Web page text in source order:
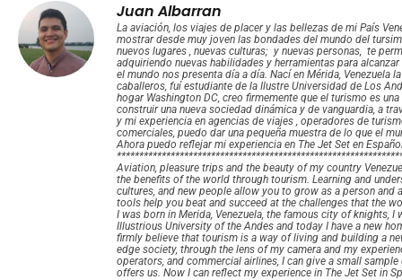
Juan Albarran
La aviación, los viajes de placer y las bellezas de mi País
mostrar desde muy joven las bondades del mundo del
nuevos lugares , nuevas culturas; y nuevas personas, te
adquiriendo nuevas habilidades y herramientas para
el mundo nos presenta día a día. Nací en Mérida, Venezuela
caballeros, fuí estudiante de la Ilustre Universidad de Los
hogar Washington DC, creo firmemente que el turismo es
construir una nueva sociedad dinámica y de vanguardia, a
y mi experiencia en agencias de viajes , operadores de
comerciales, puedo dar una pequeña muestra de lo que el
Ahora puedo reflejar mi experiencia en The Jet Set en
Aviation, pleasure trips and the beauty of my country
the benefits of the world through tourism. Learning and
cultures, and new people allow you to grow as a person and
tools help you beat and succeed at the challenges that the
I was born in Merida, Venezuela, the famous city of knights, I
Illustrious University of the Andes and today I have a new
firmly believe that tourism is a way of living and building a
edge society, through the lens of my camera and my
operators, and commercial airlines, I can give a small
offers us. Now I can reflect my experience in The Jet Set in